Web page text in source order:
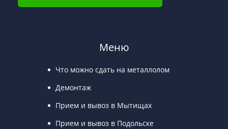
Меню
Что можно сдать на металлолом
Демонтаж
Прием и вывоз в Мытищах
Прием и вывоз в Подольске